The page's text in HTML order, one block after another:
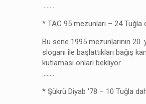
……..
* TAC 95 mezunları – 24 Tuğla
Bu sene 1995 mezunlarının 20.
sloganı ile başlattıkları bağış
kutlaması onları bekliyor…
……..
* Şükrü Diyab '78 – 10 Tuğla